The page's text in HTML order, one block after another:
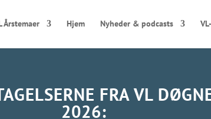
Årstemaer Hjem Nyheder & podcasts
FRA VL
2026: